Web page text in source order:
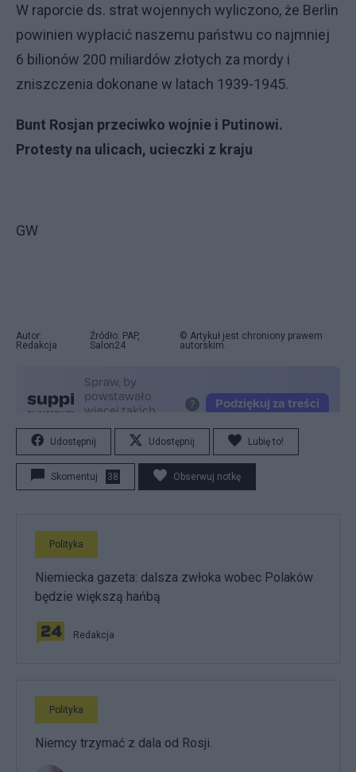
W raporcie ds. strat wojennych wyliczono, że Berlin
powinien wypłacić naszemu państwu co najmniej
6 bilionów 200 miliardów złotych za mordy i
zniszczenia dokonane w latach 1939-1945.
Bunt Rosjan przeciwko wojnie i Putinowi.
Protesty na ulicach, ucieczki z kraju
GW
Autor:
Redakcja
Źródło: PAP,
Salon24
© Artykuł jest chroniony prawem
autorskim.
Udostępnij Udostępnij Lubię to!
Skomentuj 38 Obserwuj notkę
Polityka
Niemiecka gazeta: dalsza zwłoka wobec Polaków
będzie większą hańbą
Redakcja
Polityka
Niemcy trzymać z dala od Rosji.